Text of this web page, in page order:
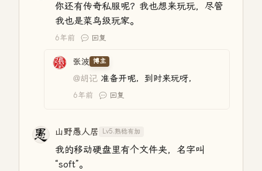
你还有传奇私服呢？我也想来玩玩，尽管
我也是菜鸟级玩家。
6年前 回复
张波 博主
@胡记 准备开呢，到时来玩呀，
6年前 回复
山野愚人居 Lv5.熟稔有加
我的移动硬盘里有个文件夹，名字叫
“soft”。